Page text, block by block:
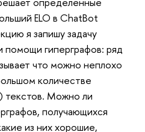
ELO в ChatBot
я запишу задачу
помощи гиперграфов: ряд
что можно неплохо
количестве
текстов. Можно ли
получающихся
из них хорошие,